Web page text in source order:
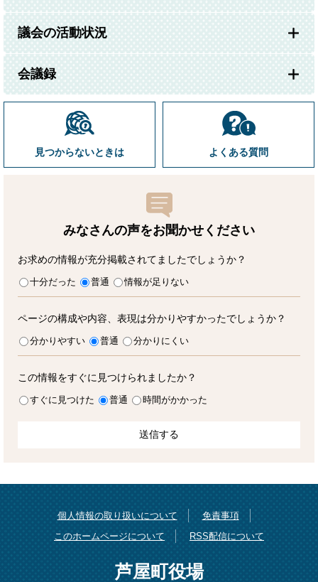
議会の活動状況
会議録
見つからないときは よくある質問
みなさんの声をお聞かせ ください
お求めの情報が充分掲載されてましたでしょうか？
十分だった 普通 情報が足りない
ページの構成や内容、表現は分かりやすかったでしょうか？
分かりやすい 普通 分かりにくい
この情報をすぐに見つけられましたか？
すぐに見つけた 普通 時間がかかった
個人情報の取り扱いについて
免責事項
このホームページについて
RSS配信について
芦屋町役場